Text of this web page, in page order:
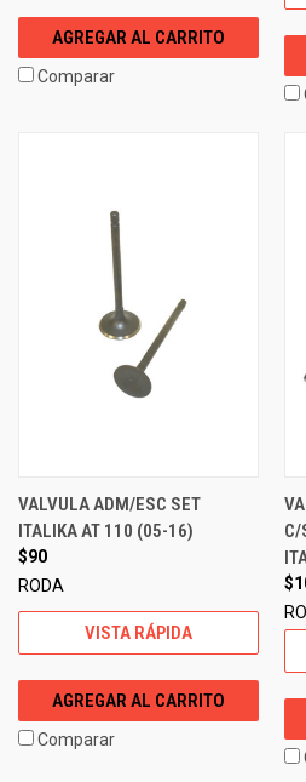
AGREGAR AL CARRITO
Comparar
VALVULA ADM/ESC SET
ITALIKA AT 110 (05-16)
$90
RODA
VISTA RÁPIDA
AGREGAR AL CARRITO
Comparar
C/